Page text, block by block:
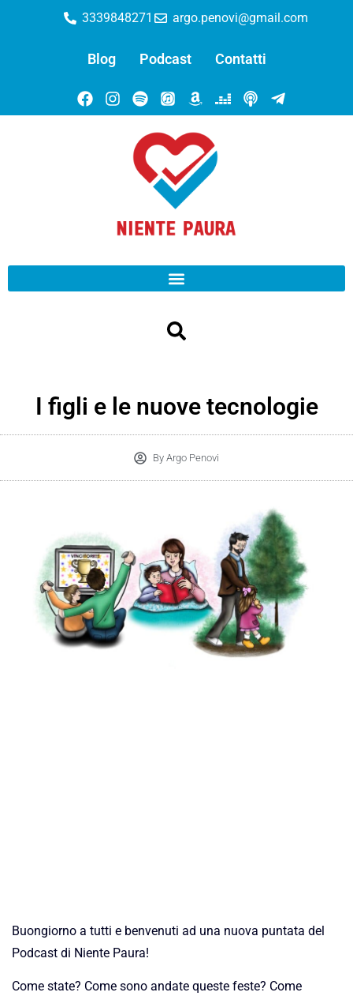
3339848271 argo.penovi@gmail.com
Blog Podcast Contatti
I figli e le nuove tecnologie
By Argo Penovi
Buongiorno a tutti e benvenuti ad una nuova puntata del
Podcast di Niente Paura!
Come state? Come sono andate queste feste? Come